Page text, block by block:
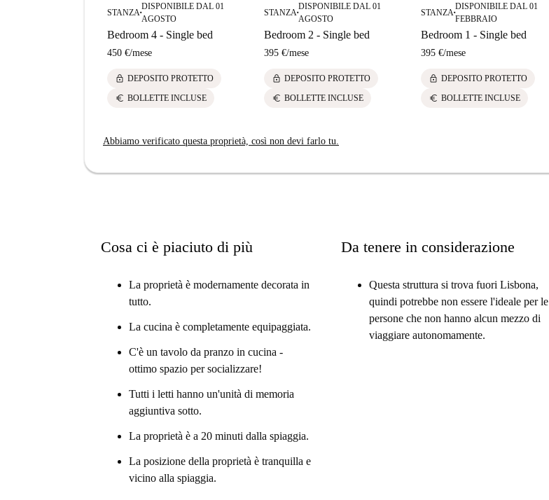
STANZA ■
DISPONIBILE DAL 01
AGOSTO
Bedroom 4 - Single bed
450 €/mese
lock DEPOSITO PROTETTO
euro BOLLETTE INCLUSE
STANZA ■
DISPONIBILE DAL 01
AGOSTO
Bedroom 2 - Single bed
395 €/mese
lock DEPOSITO PROTETTO
euro BOLLETTE INCLUSE
STANZA ■
DISPONIBILE DAL 01
FEBBRAIO
Bedroom 1 - Single bed
395 €/mese
lock DEPOSITO PROTETTO
euro BOLLETTE INCLUSE
Abbiamo verificato questa proprietà, così non devi farlo tu.
Cosa ci è piaciuto di più
La proprietà è modernamente decorata in
tutto.
La cucina è completamente equipaggiata.
C'è un tavolo da pranzo in cucina -
ottimo spazio per socializzare!
Tutti i letti hanno un'unità di memoria
aggiuntiva sotto.
La proprietà è a 20 minuti dalla spiaggia.
La posizione della proprietà è tranquilla e
vicino alla spiaggia.
Da tenere in considerazione
Questa struttura si trova fuori Lisbona,
quindi potrebbe non essere l'ideale per le
persone che non hanno alcun mezzo di
viaggiare autonomamente.